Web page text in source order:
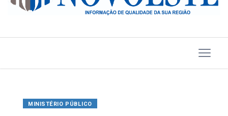
MINISTÉRIO PÚBLICO